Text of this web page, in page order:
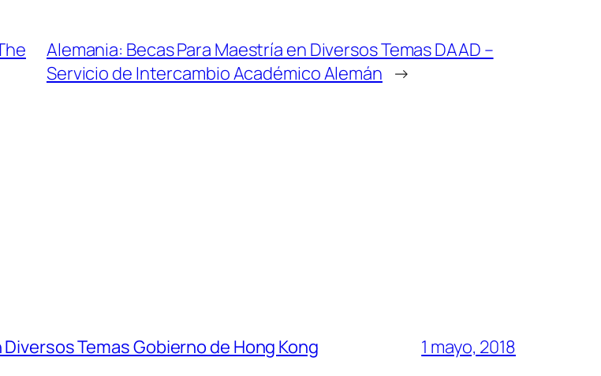
Alemania: Becas Para Maestría en Diversos Temas DAAD –
Servicio de Intercambio Académico Alemán →
Temas Gobierno de Hong Kong 1 mayo, 2018